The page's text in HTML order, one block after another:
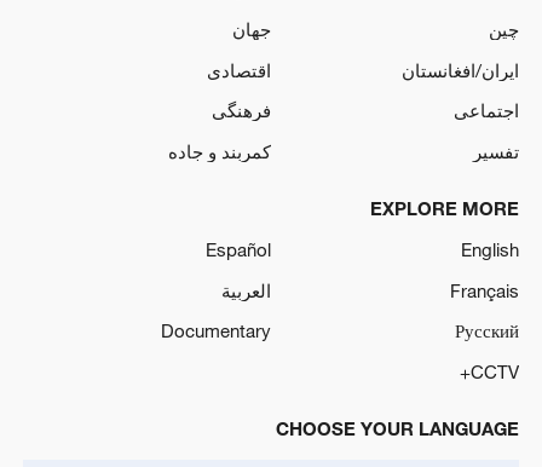
چین
جهان
ایران/افغانستان
اقتصادی
اجتماعی
فرهنگی
تفسیر
کمربند و جاده
EXPLORE MORE
English
Español
Français
العربية
Русский
Documentary
CCTV+
CHOOSE YOUR LANGUAGE